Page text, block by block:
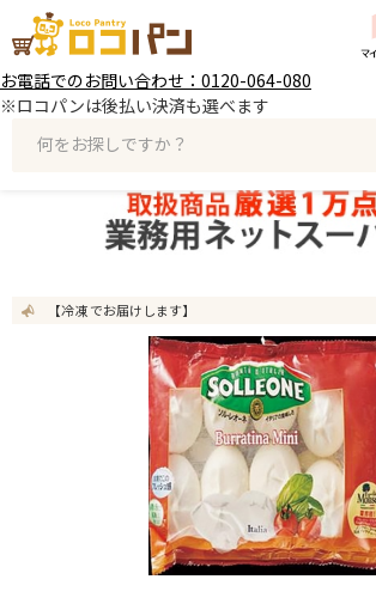
お電話でのお問い合わせ：0120-064-080
※ロコパンは後払い決済も選べます
何をお探しですか？
【冷凍 でお届けします】